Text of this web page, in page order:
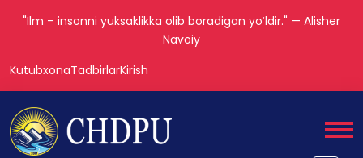
"Ilm – insonni yuksaklikka olib boradigan yoʻldir." — Alisher
Navoiy
KutubxonaTadbirlarKirish